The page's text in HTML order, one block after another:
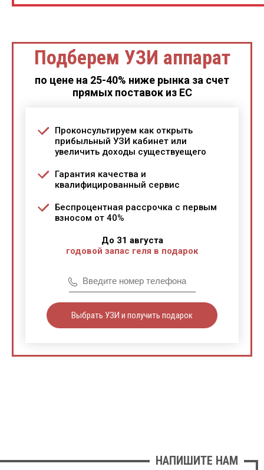
Подберем УЗИ аппарат
по цене на 25-40% ниже рынка за счет
прямых поставок из ЕС
Проконсультируем как открыть
прибыльный УЗИ кабинет или
увеличить доходы существуещего
Гарантия качества и
квалифицированный сервис
Беспроцентная рассрочка с первым
взносом от 40%
До 31 августа
годовой запас геля в подарок
Выбрать УЗИ и получить подарок
НАПИШИТЕ НАМ